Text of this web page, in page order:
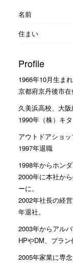
名前
住まい
Profile
1966年10月生まれ
京都府京丹後市在
久美浜高校、大
1990年（株）キタ
アウトドアショ
1997年退職
1998年からホン
2000年に本社か
ーに。
2002年社長の経
年退社。
2003年からアル
HPやDM、プラ
2005年家業に専念